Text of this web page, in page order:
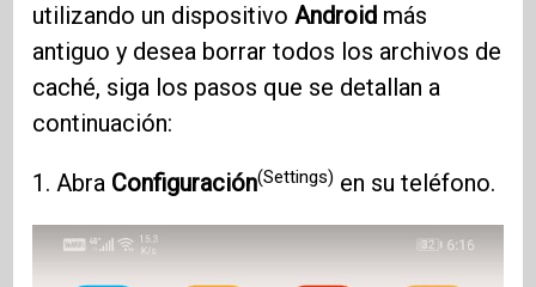
utilizando un dispositivoAndroid más
antiguo y desea borrar todos los archivos de
caché, siga los pasos que se detallan a
continuación:
1. Abra Configuración(Settings) en su teléfono.